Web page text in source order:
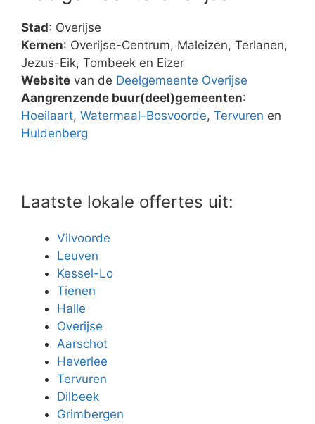
Stad: Overijse
Kernen: Overijse-Centrum, Maleizen, Terlanen,
Jezus-Eik, Tombeek en Eizer
Website van de Deelgemeente Overijse
Aangrenzende buur(deel)gemeenten:
Hoeilaart, Watermaal-Bosvoorde, Tervuren en
Huldenberg
Laatste lokale offertes uit:
Vilvoorde
Leuven
Kessel-Lo
Tienen
Halle
Overijse
Aarschot
Heverlee
Tervuren
Dilbeek
Grimbergen